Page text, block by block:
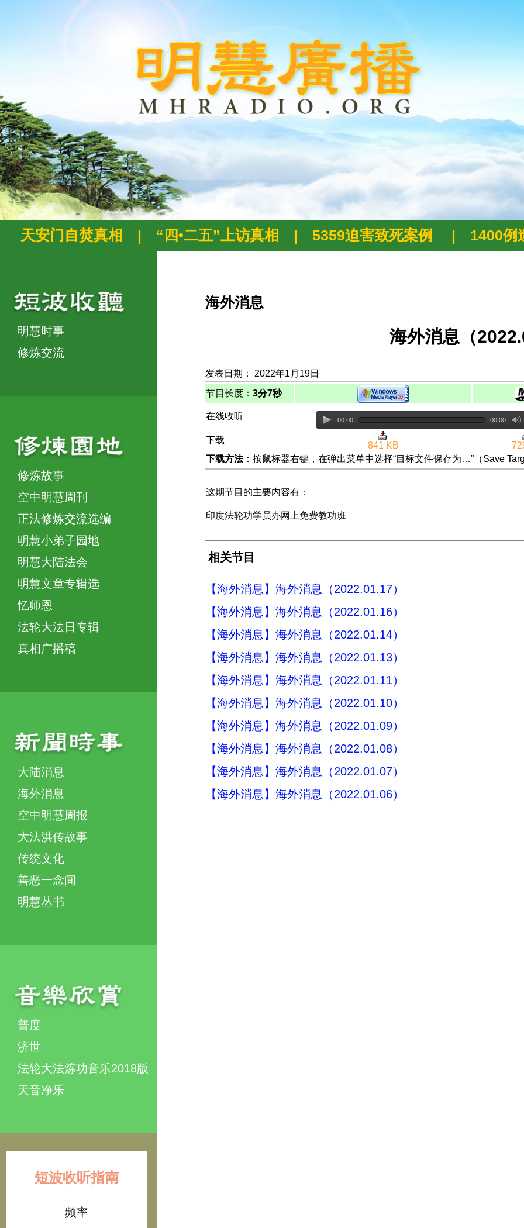
天安门自焚真相 | “四•二五”上访真相 | 5359迫害致死案例 | 1400例
明慧时事
修炼交流
修炼故事
空中明慧周刊
正法修炼交流选编
明慧小弟子园地
明慧大陆法会
明慧文章专辑选
忆师恩
法轮大法日专辑
真相广播稿
大陆消息
海外消息
空中明慧周报
大法洪传故事
传统文化
善恶一念间
明慧丛书
普度
济世
法轮大法炼功音乐2018版
天音净乐
短波收听指南
频率
海外消息
海外消息（
发表日期： 2022年1月19日
节目长度： 3分7秒
在线收听 00:00 00:00
下载
841 KB
下载方法：按鼠标器右键，在弹出菜单中选择“目标文件保存为…”（Save
这期节目的主要内容有：
印度法轮功学员办网上免费教功班
相关节目
【海外消息】海外消息（2022.01.17）
【海外消息】海外消息（2022.01.16）
【海外消息】海外消息（2022.01.14）
【海外消息】海外消息（2022.01.13）
【海外消息】海外消息（2022.01.11）
【海外消息】海外消息（2022.01.10）
【海外消息】海外消息（2022.01.09）
【海外消息】海外消息（2022.01.08）
【海外消息】海外消息（2022.01.07）
【海外消息】海外消息（2022.01.06）